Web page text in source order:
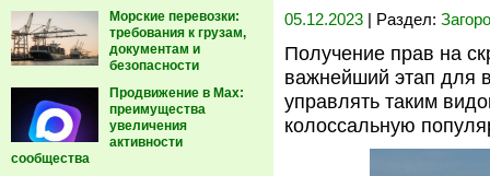
Морские перевозки:
требования к грузам,
документам и
безопасности
Продвижение в Max:
преимущества
увеличения
активности
сообщества
05.12.2023 | Раздел:
Получение прав на
важнейший этап для
управлять таким
колоссальную